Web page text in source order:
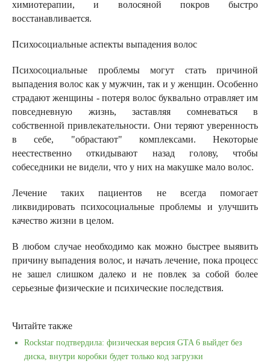
химиотерапии, и волосяной покров быстро
восстанавливается.
Психосоциальные аспекты выпадения волос
Психосоциальные проблемы могут стать причиной
выпадения волос как у мужчин, так и у женщин. Особенно
страдают женщины - потеря волос буквально отравляет им
повседневную жизнь, заставляя сомневаться в
собственной привлекательности. Они теряют уверенность
в себе, "обрастают" комплексами. Некоторые
неестественно откидывают назад голову, чтобы
собеседники не видели, что у них на макушке мало волос.
Лечение таких пациентов не всегда помогает
ликвидировать психосоциальные проблемы и улучшить
качество жизни в целом.
В любом случае необходимо как можно быстрее выявить
причину выпадения волос, и начать лечение, пока процесс
не зашел слишком далеко и не повлек за собой более
серьезные физические и психические последствия.
Читайте также
Rockstar подтвердила: физическая версия GTA 6 выйдет без
диска, внутри коробки будет только код загрузки